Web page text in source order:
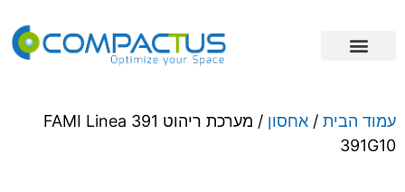
הבית/אחסון
/ מערכת ריהוט FAMI Linea 391